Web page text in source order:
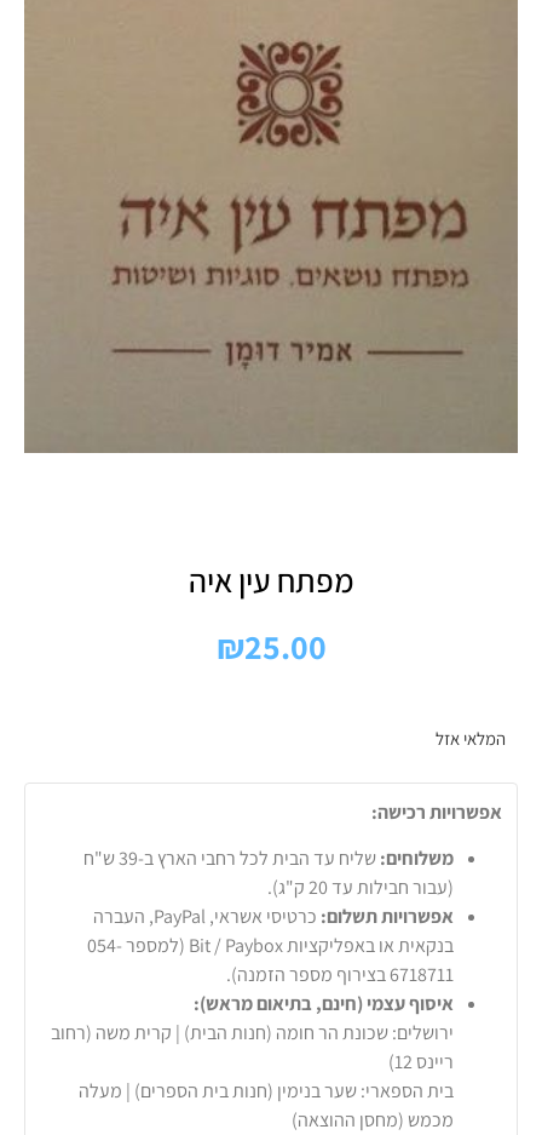
מפתח עין איה
₪25.00
המלאי אזל
אפשרויות רכישה:
משלוחים:
שליח עד הבית לכל רחבי הארץ ב-39 ש"ח
(עבור חבילות עד 20 ק"ג).
אפשרויות תשלום:
כרטיסי אשראי, PayPal, העברה
בנקאית או באפליקציות Bit / Paybox (למספר 054-
6718711 בצירוף מספר הזמנה).
איסוף עצמי (חינם, בתיאום מראש):
ירושלים: שכונת הר חומה (חנות הבית) | קרית משה (רחוב
ריינס 12)
בית הספארי: שער בנימין (חנות בית הספרים) | מעלה
מכמש (מחסן ההוצאה)